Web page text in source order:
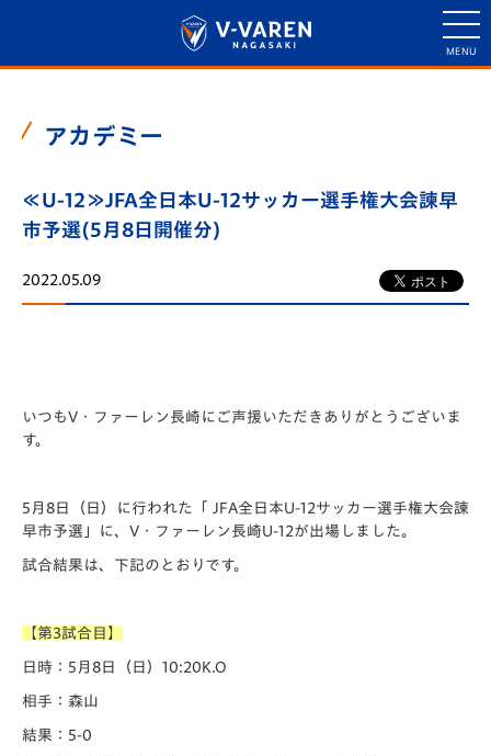
アカデミー
≪U-12≫JFA全日本U-12サッカー選手権大会諫早
市予選(5月8日開催分)
2022.05.09
いつもV・ファーレン長崎にご声援いただきありがとうございま
す。
5月8日（日）に行われた「️ JFA全日本U-12サッカー選手権大会諫
早市予選」に、V・ファーレン長崎U-12が出場しました。
試合結果は、下記のとおりです。
【第3試合目】
日時：5月8日（日）10:20K.O
相手：森山
結果：5-0